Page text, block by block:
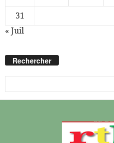
31
« Juil
Rechercher